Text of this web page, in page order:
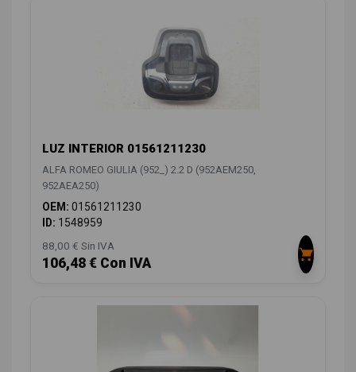
LUZ INTERIOR 01561211230
ALFA ROMEO GIULIA (952_) 2.2 D (952AEM250,
952AEA250)
OEM: 01561211230
ID: 1548959
88,00 € Sin IVA
106,48 € Con IVA